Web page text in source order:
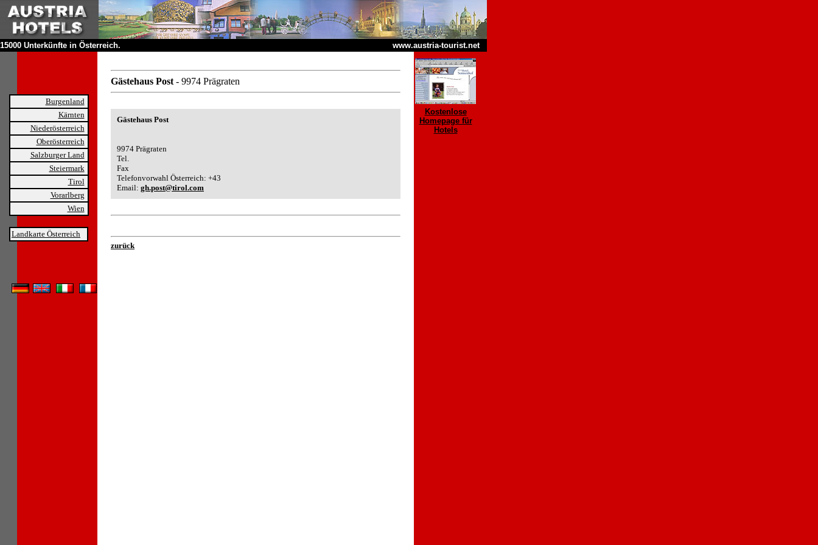
15000 Unterkünfte in Österreich. www.austria-tourist.net
Burgenland
Kärnten
Niederösterreich
Oberösterreich
Salzburger Land
Steiermark
Tirol
Vorarlberg
Wien
Landkarte Österreich
Gästehaus Post - 9974 Prägraten
Gästehaus Post
9974 Prägraten
Tel.
Fax
Telefonvorwahl Österreich: +43
Email: gh.post@tirol.com
zurück
Kostenlose
Homepage für
Hotels